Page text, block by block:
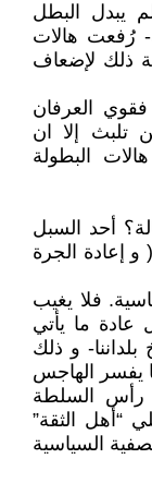
يبدل البطل
رُفعت هالات
ذلك لإضعاف
العرفان
تلبث إلا ان
البطولة
أحد السبل
إعادة الجرة
فلا يغيب
عادة ما يأتي
و ذلك
يفسر الهاجس
رأس السلطة
“أهل الثقة”
السياسية